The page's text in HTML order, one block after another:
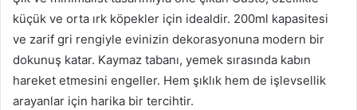
küçük ve orta ırk köpekler için idealdir. 200ml kapasitesi
ve zarif gri rengiyle evinizin dekorasyonuna modern bir
dokunuş katar. Kaymaz tabanı, yemek sırasında kabın
hareket etmesini engeller. Hem şıklık hem de işlevsellik
arayanlar için harika bir tercihtir.